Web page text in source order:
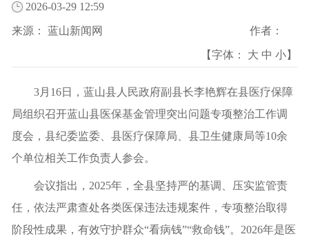
2026-03-29 12:59
来源： 蓝山新闻网 作者：
【字体： 大 中 小】
3月16日，蓝山县人民政府副县长李艳辉在县医疗保障
局组织召开蓝山县医保基金管理突出问题专项整治工作调
度会，县纪委监委、县医疗保障局、县卫生健康局等10余
个单位相关工作负责人参会。
会议指出，2025年，全县坚持严的基调、压实监管责
任，依法严肃查处各类医保违法违规案件，专项整治取得
阶段性成果，有效守护群众“看病钱”“救命钱”。2026年是医